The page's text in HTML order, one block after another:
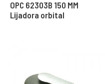
OPC 62303B 150 MM
Lijadora orbital